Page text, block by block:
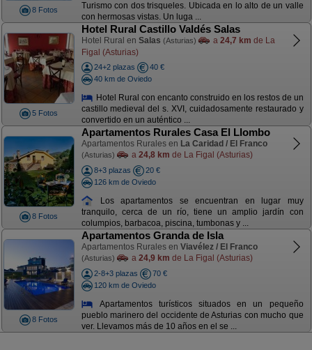
8 Fotos
Turismo con dos trisqueles. Ubicada en lo alto de un valle
con hermosas vistas. Un luga ...
5 Fotos
Hotel Rural Castillo Valdés Salas
Hotel Rural en Salas (Asturias) a 24,7 km de La
Figal (Asturias)
24+2 plazas
40 €
40 km de Oviedo
Hotel Rural con encanto construido en los restos de un
castillo medieval del s. XVI, cuidadosamente restaurado y
convertido en un auténtico ...
8 Fotos
Apartamentos Rurales Casa El Llombo
Apartamentos Rurales en La Caridad / El Franco
(Asturias) a 24,8 km de La Figal (Asturias)
8+3 plazas
20 €
126 km de Oviedo
Los apartamentos se encuentran en lugar muy
tranquilo, cerca de un río, tiene un amplio jardín con
columpios, barbacoa, piscina, tumbonas y ...
8 Fotos
Apartamentos Granda de Isla
Apartamentos Rurales en Viavélez / El Franco
(Asturias) a 24,9 km de La Figal (Asturias)
2-8+3 plazas
70 €
120 km de Oviedo
Apartamentos turísticos situados en un pequeño
pueblo marinero del occidente de Asturias con mucho que
ver. Llevamos más de 10 años en el se ...